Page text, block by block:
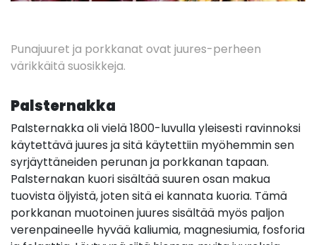
Punajuuret ja porkkanat ovat juures-perheen
värikkäitä suosikkeja.
Palsternakka
Palsternakka oli vielä 1800-luvulla yleisesti ravinnoksi
käytettävä juures ja sitä käytettiin myöhemmin sen
syrjäyttäneiden perunan ja porkkanan tapaan.
Palsternakan kuori sisältää suuren osan makua
tuovista öljyistä, joten sitä ei kannata kuoria. Tämä
porkkanan muotoinen juures sisältää myös paljon
verenpaineelle hyvää kaliumia, magnesiumia, fosforia